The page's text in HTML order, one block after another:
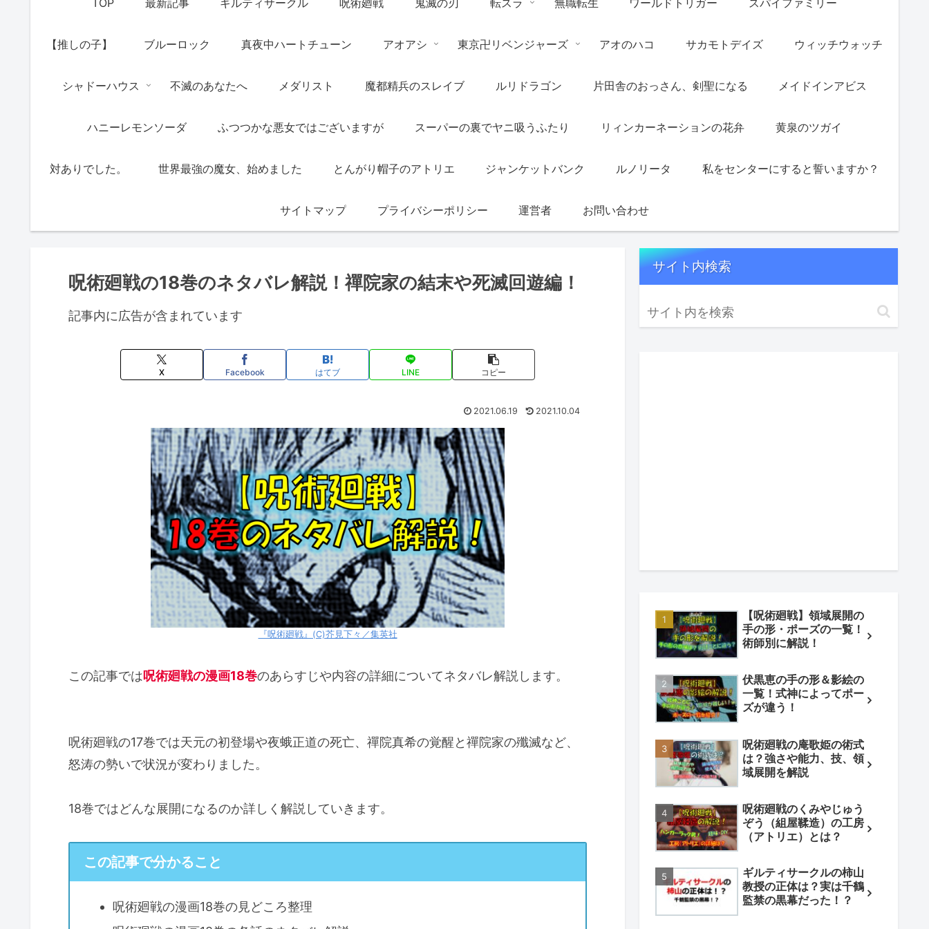
【推しの子】 ブルーロック 真夜中ハートチューン アオアシ 東京卍リベンジャーズ アオのハコ サカモトデイズ ウィッチウォッチ
シャドーハウス 不滅のあなたへ メダリスト 魔都精兵のスレイブ ルリドラゴン 片田舎のおっさん、剣聖になる メイドインアビス
ハニーレモンソーダ ふつつかな悪女ではございますが スーパーの裏でヤニ吸うふたり リィンカーネーションの花弁 黄泉のツガイ
対ありでした。 世界最強の魔女、始めました とんがり帽子のアトリエ ジャンケットバンク ルノリータ 私をセンターにすると誓いますか？
サイトマップ プライバシーポリシー 運営者 お問い合わせ
呪術廻戦の18巻のネタバレ解説！禪院家の結末や死滅回遊編！
記事内に広告が含まれています
X Facebook はてブ LINE コピー
2021.06.19 2021.10.04
『呪術廻戦』(C)芥見下々／集英社
この記事では呪術廻戦の漫画18巻のあらすじや内容の詳細についてネタバレ解説します。
呪術廻戦の17巻では天元の初登場や夜蛾正道の死亡、禪院真希の覚醒と禪院家の殲滅など、
怒涛の勢いで状況が変わりました。
18巻ではどんな展開になるのか詳しく解説していきます。
この記事で分かること
呪術廻戦の漫画18巻の見どころ整理
サイト内検索
【呪術廻戦】領域展開の
手の形・ポーズの一覧！
術師別に解説！
伏黒恵の手の形＆影絵の
一覧！式神によってポー
ズが違う！
呪術廻戦の庵歌姫の術式
は？強さや能力、技、領
域展開を解説
呪術廻戦のくみやじゅう
ぞう（組屋鞣造）の工房
（アトリエ）とは？
ギルティサークルの柿山
教授の正体は？実は千鶴
監禁の黒幕だった！？